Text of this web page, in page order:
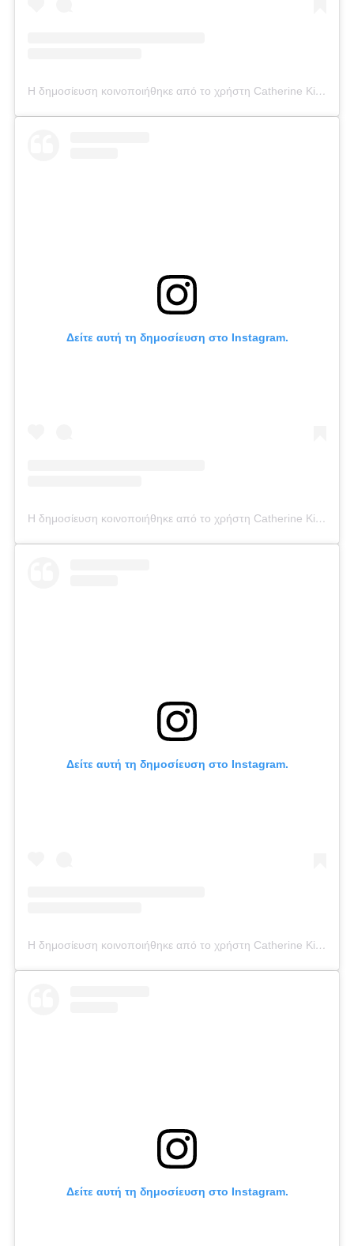
Η δημοσίευση κοινοποιήθηκε από το χρήστη Catherine Kikilia (@catherine_kikilia)
Δείτε αυτή τη δημοσίευση στο Instagram.
Η δημοσίευση κοινοποιήθηκε από το χρήστη Catherine Kikilia (@catherine_kikilia)
Δείτε αυτή τη δημοσίευση στο Instagram.
Η δημοσίευση κοινοποιήθηκε από το χρήστη Catherine Kikilia (@catherine_kikilia)
Δείτε αυτή τη δημοσίευση στο Instagram.